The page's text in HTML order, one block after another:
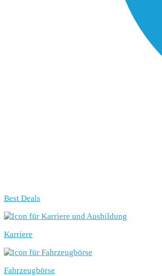
Best Deals
Karriere
Fahrzeugbörse